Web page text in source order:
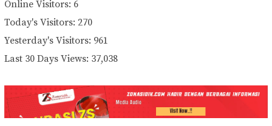
Online Visitors: 6
Today's Visitors: 270
Yesterday's Visitors: 961
Last 30 Days Views: 37,038